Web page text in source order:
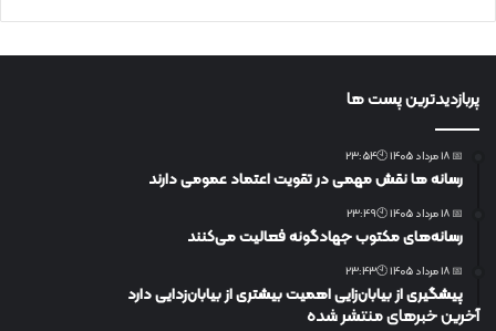
پربازدیدترین پست ها
📅 18 مرداد 1405 🕙23:54
رسانه ها نقش مهمی در تقویت اعتماد عمومی دارند
📅 18 مرداد 1405 🕙23:49
رسانه‌های مکتوب جهادگونه فعالیت می‌کنند
📅 18 مرداد 1405 🕙23:43
پیشگیری از بیابان‌زایی اهمیت بیشتری از بیابان‌زدایی دارد
آخرین خبرهای منتشر شده